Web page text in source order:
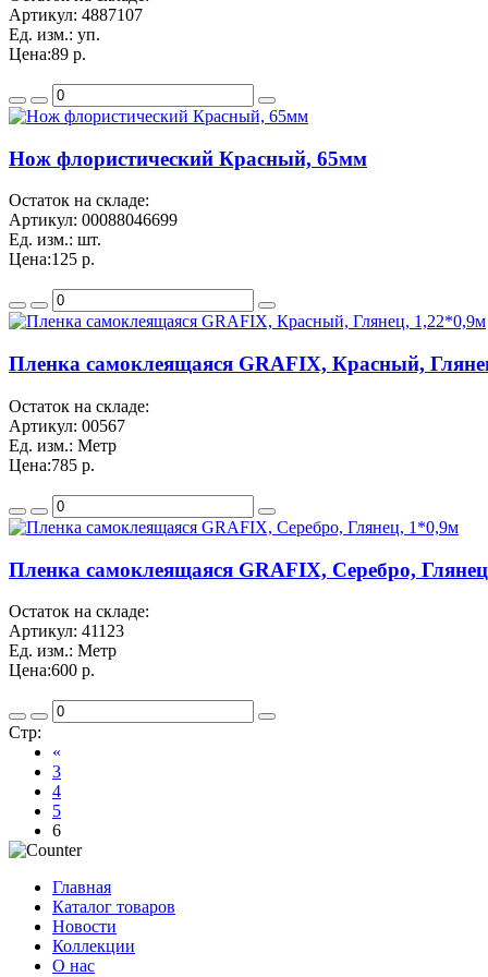
Артикул: 4887107
Ед. изм.: уп.
Цена:89 р.
Нож флористический Красный, 65мм
Остаток на складе:
Артикул: 00088046699
Ед. изм.: шт.
Цена:125 р.
Пленка самоклеящаяся GRAFIX, Красный,
Остаток на складе:
Артикул: 00567
Ед. изм.: Метр
Цена:785 р.
Пленка самоклеящаяся GRAFIX, Серебро,
Остаток на складе:
Артикул: 41123
Ед. изм.: Метр
Цена:600 р.
Стр:
«
3
4
5
6
Главная
Каталог товаров
Новости
Коллекции
О нас